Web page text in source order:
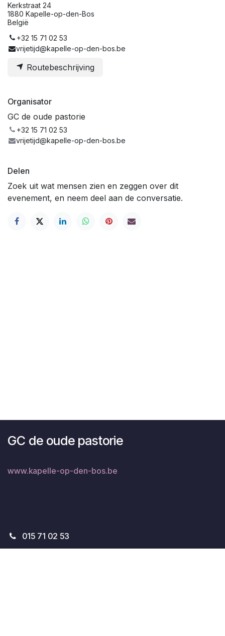
Kerkstraat 24
1880 Kapelle-op-den-Bos
België
+32 15 71 02 53
vrijetijd@kapelle-op-den-bos.be
Routebeschrijving
Organisator
GC de oude pastorie
+32 15 71 02 53
vrijetijd@kapelle-op-den-bos.be
Delen
Zoek uit wat mensen zien en zeggen over dit
evenement, en neem deel aan de conversatie.
GC de oude pastorie
www.kapelle-op-den-bos.be
015 71 02 53